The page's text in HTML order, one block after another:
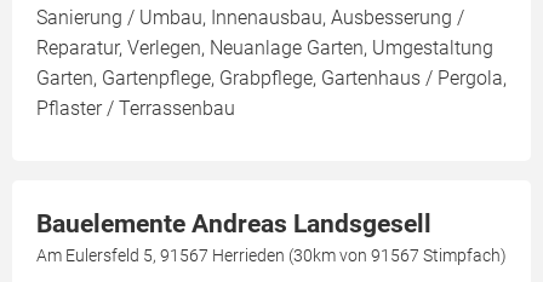
Sanierung / Umbau, Innenausbau, Ausbesserung /
Reparatur, Verlegen, Neuanlage Garten, Umgestaltung
Garten, Gartenpflege, Grabpflege, Gartenhaus / Pergola,
Pflaster / Terrassenbau
Bauelemente Andreas Landsgesell
Am Eulersfeld 5, 91567 Herrieden (30km von 91567 Stimpfach)